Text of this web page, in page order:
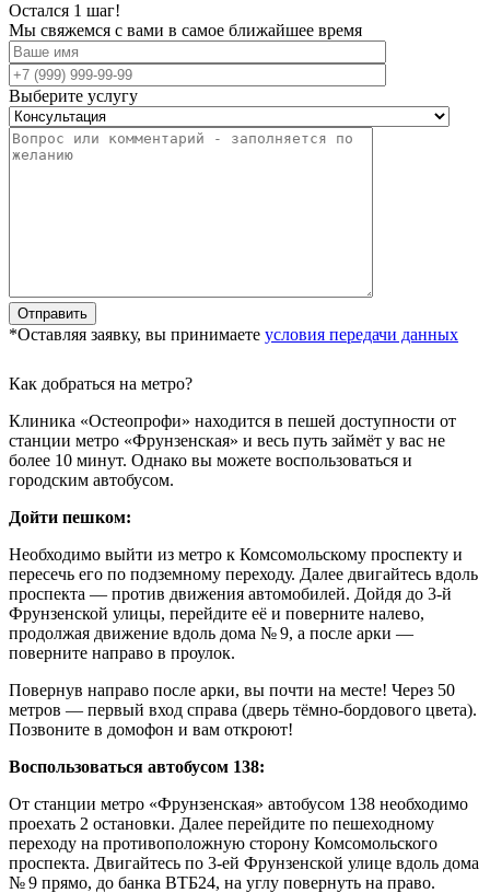
Остался 1 шаг!
Мы свяжемся с вами в самое ближайшее время
Выберите услугу
*Оставляя заявку, вы принимаете условия передачи данных
Как добраться на метро?
Клиника «Остеопрофи» находится в пешей доступности от
станции метро «Фрунзенская» и весь путь займёт у вас не
более 10 минут. Однако вы можете воспользоваться и
городским автобусом.
Дойти пешком:
Необходимо выйти из метро к Комсомольскому проспекту и
пересечь его по подземному переходу. Далее двигайтесь вдоль
проспекта — против движения автомобилей. Дойдя до 3-й
Фрунзенской улицы, перейдите её и поверните налево,
продолжая движение вдоль дома № 9, а после арки —
поверните направо в проулок.
Повернув направо после арки, вы почти на месте! Через 50
метров — первый вход справа (дверь тёмно-бордового цвета).
Позвоните в домофон и вам откроют!
Воспользоваться автобусом 138:
От станции метро «Фрунзенская» автобусом 138 необходимо
проехать 2 остановки. Далее перейдите по пешеходному
переходу на противоположную сторону Комсомольского
проспекта. Двигайтесь по 3-ей Фрунзенской улице вдоль дома
№ 9 прямо, до банка ВТБ24, на углу повернуть на право.